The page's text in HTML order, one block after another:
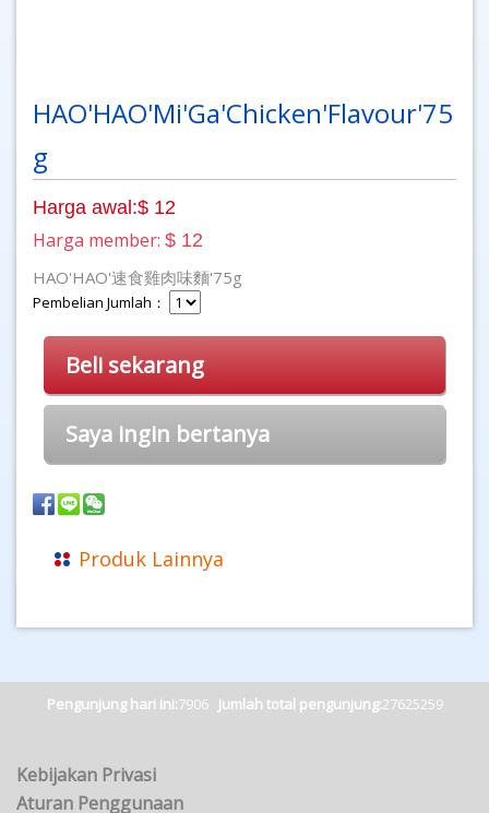
HAO'HAO'Mi'Ga'Chicken'Flavour'75
g
Harga awal:$ 12
Harga member: $ 12
HAO'HAO'速食雞肉味麵'75g
Pembelian Jumlah：
Beli sekarang
Saya ingin bertanya
Produk Lainnya
Pengunjung hari ini:7906 Jumlah total pengunjung:27625259
Kebijakan Privasi
Aturan Penggunaan